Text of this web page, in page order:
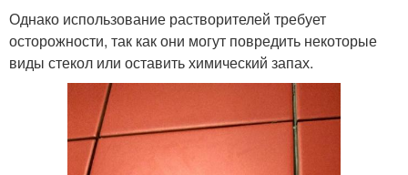
Однако использование растворителей требует
осторожности, так как они могут повредить некоторые
виды стекол или оставить химический запах.